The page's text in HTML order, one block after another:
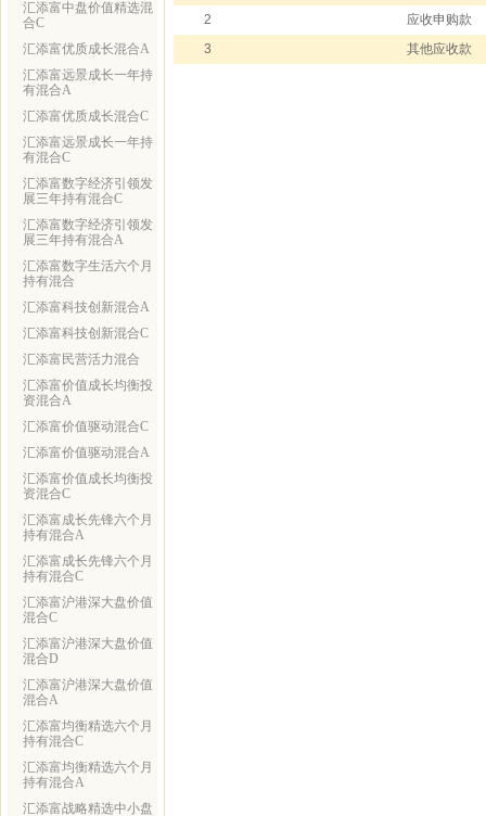
汇添富中盘价值精选混
合C
汇添富优质成长混合A
汇添富远景成长一年持
有混合A
汇添富优质成长混合C
汇添富远景成长一年持
有混合C
汇添富数字经济引领发
展三年持有混合C
汇添富数字经济引领发
展三年持有混合A
汇添富数字生活六个月
持有混合
汇添富科技创新混合A
汇添富科技创新混合C
汇添富民营活力混合
汇添富价值成长均衡投
资混合A
汇添富价值驱动混合C
汇添富价值驱动混合A
汇添富价值成长均衡投
资混合C
汇添富成长先锋六个月
持有混合A
汇添富成长先锋六个月
持有混合C
汇添富沪港深大盘价值
混合C
汇添富沪港深大盘价值
混合D
汇添富沪港深大盘价值
混合A
汇添富均衡精选六个月
持有混合C
汇添富均衡精选六个月
持有混合A
汇添富战略精选中小盘
2 应收申购款
3 其他应收款